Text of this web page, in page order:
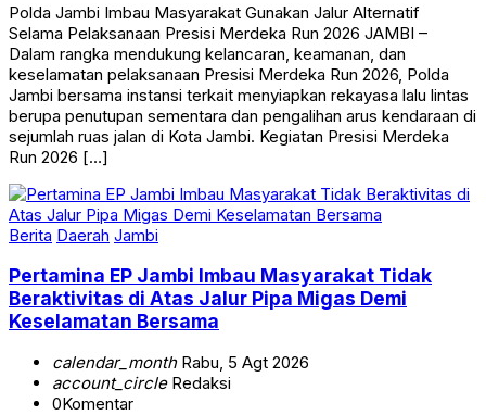
Polda Jambi Imbau Masyarakat Gunakan Jalur Alternatif
Selama Pelaksanaan Presisi Merdeka Run 2026 JAMBI –
Dalam rangka mendukung kelancaran, keamanan, dan
keselamatan pelaksanaan Presisi Merdeka Run 2026, Polda
Jambi bersama instansi terkait menyiapkan rekayasa lalu lintas
berupa penutupan sementara dan pengalihan arus kendaraan di
sejumlah ruas jalan di Kota Jambi. Kegiatan Presisi Merdeka
Run 2026 […]
Berita Daerah Jambi
Pertamina EP Jambi Imbau Masyarakat Tidak
Beraktivitas di Atas Jalur Pipa Migas Demi
Keselamatan Bersama
calendar_monthRabu, 5 Agt 2026
account_circleRedaksi
0Komentar